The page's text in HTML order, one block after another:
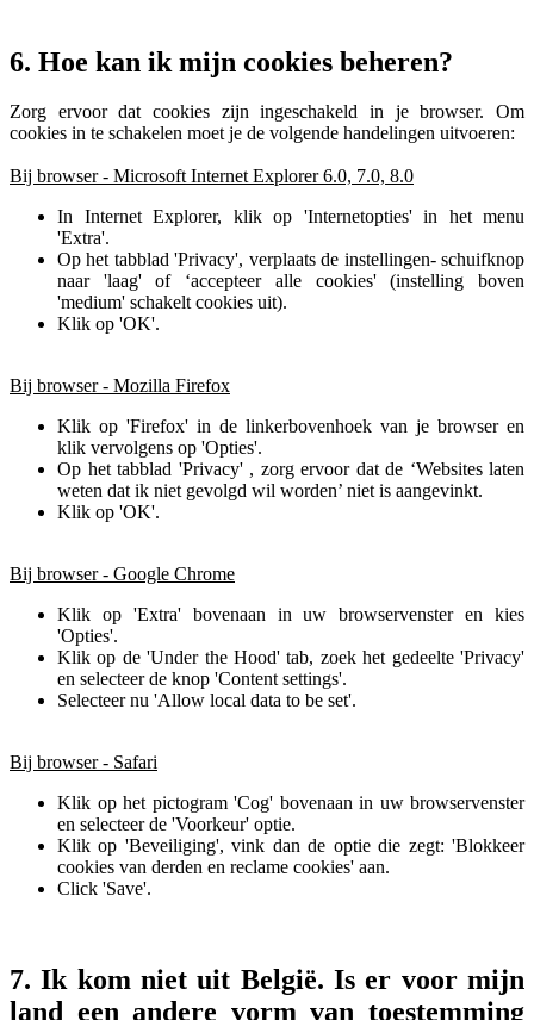
6. Hoe kan ik mijn cookies beheren?
Zorg ervoor dat cookies zijn ingeschakeld in je browser. Om
cookies in te schakelen moet je de volgende handelingen uitvoeren:
Bij browser - Microsoft Internet Explorer 6.0, 7.0, 8.0
In Internet Explorer, klik op 'Internetopties' in het menu
'Extra'.
Op het tabblad 'Privacy', verplaats de instellingen- schuifknop
naar 'laag' of ‘accepteer alle cookies' (instelling boven
'medium' schakelt cookies uit).
Klik op 'OK'.
Bij browser - Mozilla Firefox
Klik op 'Firefox' in de linkerbovenhoek van je browser en
klik vervolgens op 'Opties'.
Op het tabblad 'Privacy' , zorg ervoor dat de ‘Websites laten
weten dat ik niet gevolgd wil worden’ niet is aangevinkt.
Klik op 'OK'.
Bij browser - Google Chrome
Klik op 'Extra' bovenaan in uw browservenster en kies
'Opties'.
Klik op de 'Under the Hood' tab, zoek het gedeelte 'Privacy'
en selecteer de knop 'Content settings'.
Selecteer nu 'Allow local data to be set'.
Bij browser - Safari
Klik op het pictogram 'Cog' bovenaan in uw browservenster
en selecteer de 'Voorkeur' optie.
Klik op 'Beveiliging', vink dan de optie die zegt: 'Blokkeer
cookies van derden en reclame cookies' aan.
Click 'Save'.
7. Ik kom niet uit België. Is er voor mijn
land een andere vorm van toestemming